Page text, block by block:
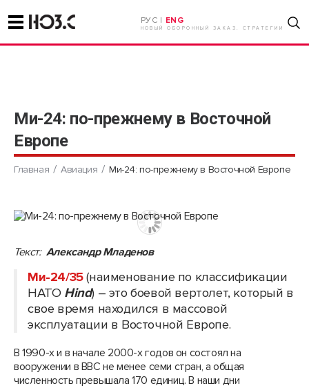
РУС | ENG
НОВЫЙ ОБОРОННЫЙ ЗАКАЗ. СТРАТЕГИИ
Ми-24: по-прежнему в Восточной
Европе
Главная Авиация Ми-24: по-прежнему в Восточной Европе
Текст: Александр Младенов
Ми-24/35(наименование по классификации
НАТО Hind) – это боевой вертолет, который в
свое время находился в массовой
эксплуатации в Восточной Европе.
В 1990-х и в начале 2000-х годов он состоял на
вооружении в ВВС не менее семи стран, а общая
численность превышала 170 единиц. В наши дни